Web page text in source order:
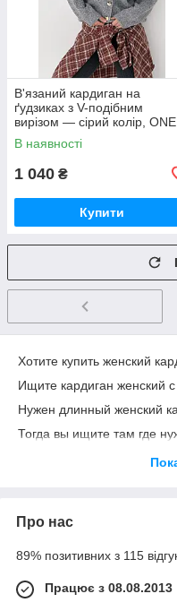
В'язаний кардиган на
ґудзиках з V-подібним
вирізом — сірий колір, ONE
SIZE (є розміри)
В наявності
1 040 ₴
Купити
Хотите купить женский
Ищите кардиган женский
Нужен длинный женский
Тогда вы ищите там где
нашего сайта вы найдете
кардиганы на запах
модели с
Про нас
89% позитивних з 115
Працює з 08.08.2013